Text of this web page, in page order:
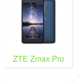
ZTE Zmax Pro